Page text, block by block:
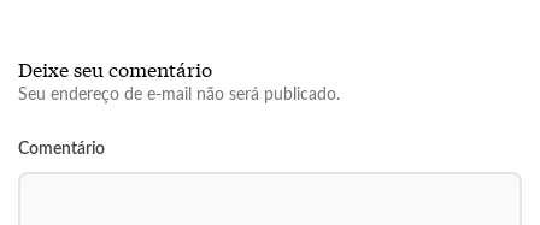
Deixe seu comentário
Seu endereço de e-mail não será publicado.
Comentário